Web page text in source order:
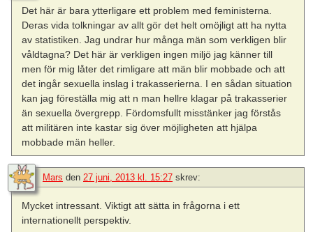
Det här är bara ytterligare ett problem med feministerna.
Deras vida tolkningar av allt gör det helt omöjligt att ha nytta
av statistiken. Jag undrar hur många män som verkligen blir
våldtagna? Det här är verkligen ingen miljö jag känner till
men för mig låter det rimligare att män blir mobbade och att
det ingår sexuella inslag i trakasserierna. I en sådan situation
kan jag föreställa mig att n man hellre klagar på trakasserier
än sexuella övergrepp. Fördomsfullt misstänker jag förstås
att militären inte kastar sig över möjligheten att hjälpa
mobbade män heller.
Mars den 27 juni, 2013 kl. 15:27 skrev:
Mycket intressant. Viktigt att sätta in frågorna i ett
internationellt perspektiv.